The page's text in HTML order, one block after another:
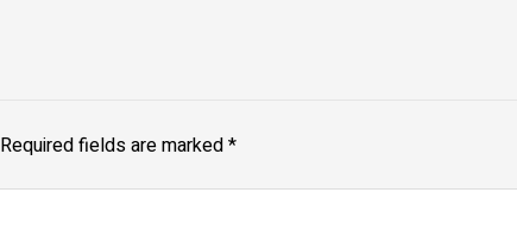
Required fields are marked*